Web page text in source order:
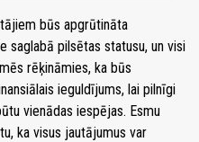
būs apgrūtināta
saglabā pilsētas statusu, un visi
rēķināmies, ka būs
ieguldījums, lai pilnīgi
vienādas iespējas. Esmu
ka visus jautājumus var